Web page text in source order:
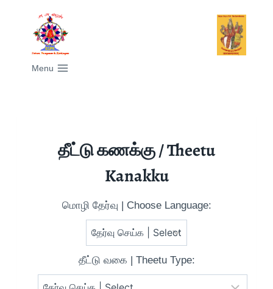
Menu
தீட்டு கணக்கு / Theetu
Kanakku
மொழி தேர்வு | Choose Language:
தீட்டு வகை | Theetu Type: